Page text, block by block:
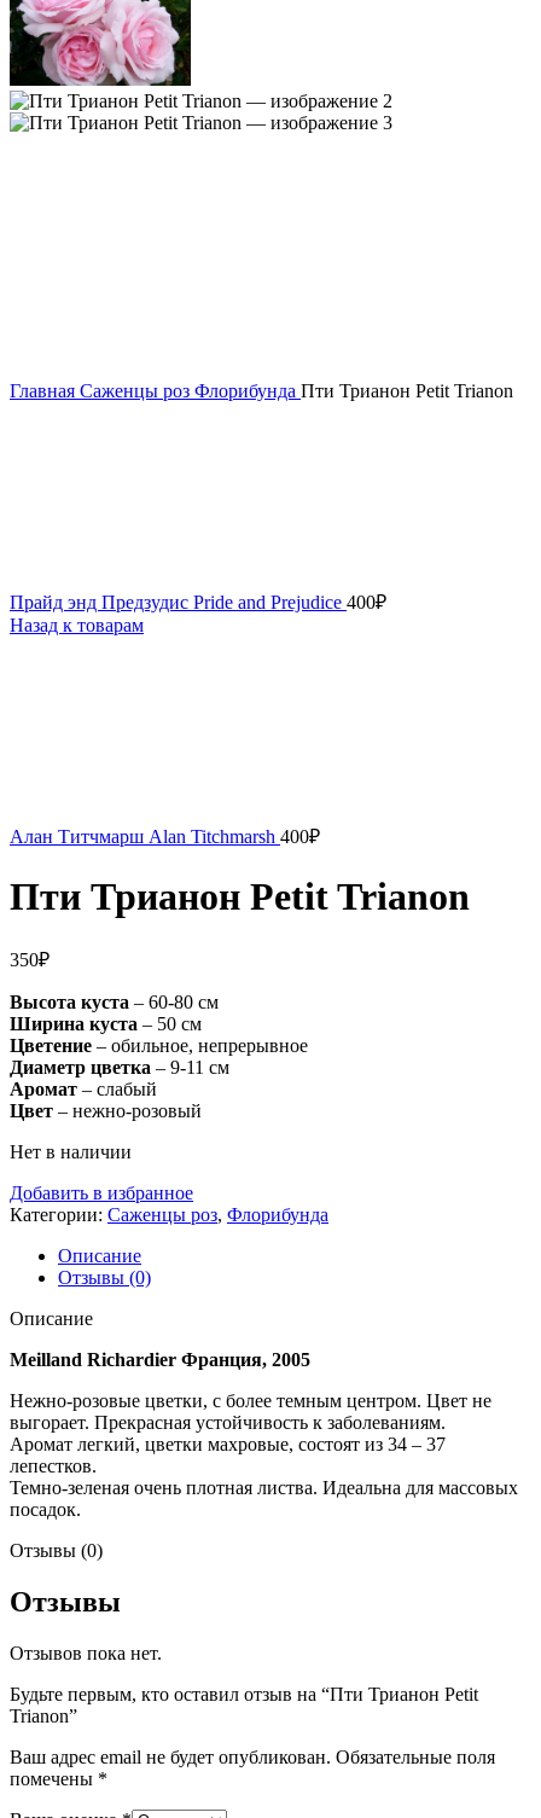
Главная Саженцы роз Флорибунда Пти Трианон Petit Trianon
Прайд энд Предзудис Pride and Prejudice 400₽
Назад к товарам
Алан Титчмарш Alan Titchmarsh 400₽
Пти Трианон Petit Trianon
350₽
Высота куста – 60-80 см
Ширина куста – 50 см
Цветение – обильное, непрерывное
Диаметр цветка – 9-11 см
Аромат – слабый
Цвет – нежно-розовый
Нет в наличии
Добавить в избранное
Категории: Саженцы роз, Флорибунда
Описание
Отзывы (0)
Описание
Meilland Richardier Франция, 2005
Нежно-розовые цветки, с более темным центром. Цвет не
выгорает. Прекрасная устойчивость к заболеваниям.
Аромат легкий, цветки махровые, состоят из 34 – 37
лепестков.
Темно-зеленая очень плотная листва. Идеальна для массовых
посадок.
Отзывы (0)
Отзывы
Отзывов пока нет.
Будьте первым, кто оставил отзыв на “Пти Трианон Petit
Trianon”
Ваш адрес email не будет опубликован. Обязательные поля
помечены *